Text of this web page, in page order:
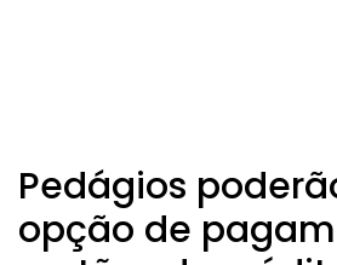
Pedágios
opção de